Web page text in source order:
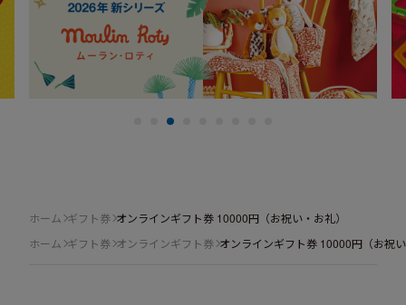
ホーム ギフト券 オンラインギフト券 10000円（お祝い・お礼）
ホーム ギフト券 オンラインギフト券 オンラインギフト券 10000円（お祝